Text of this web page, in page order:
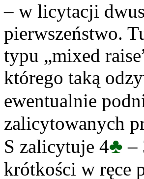
– w licytacji
pierwszeństwo.
typu „mixed
którego taką
ewentualnie
zalicytowanych
S zalicytuje 4♣ –
krótkości w ręce